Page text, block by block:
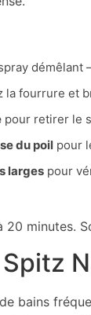
démêlant
la fourrure et
pour retirer le
du poil pour
larges pour
20
bains